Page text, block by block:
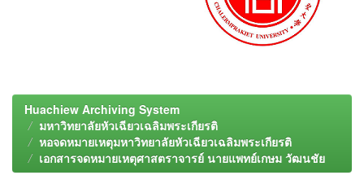
Huachiew Archiving System
มหาวิทยาลัยหัวเฉียวเฉลิมพระเกียรติ
หอจดหมายเหตุมหาวิทยาลัยหัวเฉียวเฉลิมพระเกียรติ
เอกสารจดหมายเหตุศาสตราจารย์ นายแพทย์เกษม วัฒนชัย